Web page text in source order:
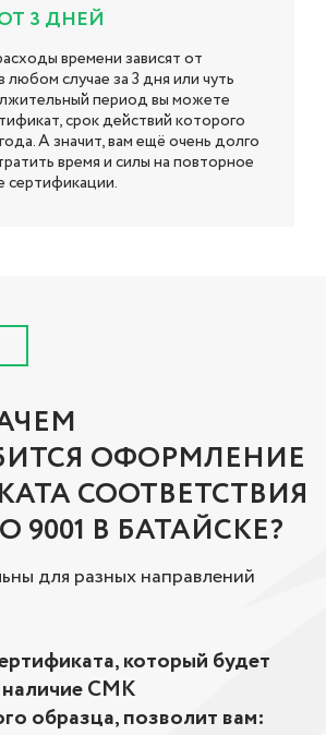
3 ДНЕЙ
времени зависят от
любом случае за 3 дня или чуть
период вы можете
срок действий которого
А значит, вам ещё очень долго
время и силы на повторное
ОФОРМЛЕНИЕ
СООТВЕТСТВИЯ
9001 В БАТАЙСКЕ?
для разных направлений
который будет
СМК
образца, позволит вам: